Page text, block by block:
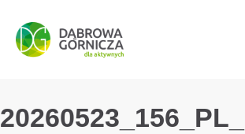
PRZEJDŹ DO MENU GŁÓWNEGO
PRZEJDŹ DO WYSZUKIWARKI
PRZEJDŹ DO TREŚCI